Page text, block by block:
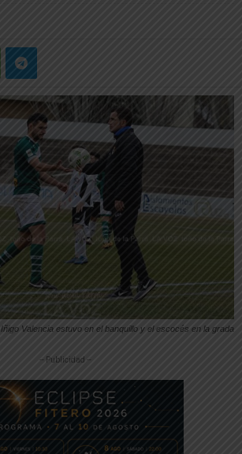
Iñigo Valencia estuvo en el banquillo y el escocés en la grada
-- Publicidad --